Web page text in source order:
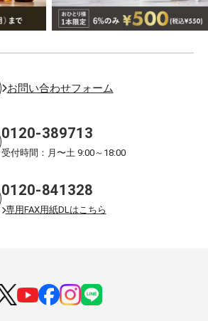
お問い合わせフォーム
0120-389713
受付時間：月〜土 9:00～18:00
0120-841328
専用FAX用紙DLはこちら